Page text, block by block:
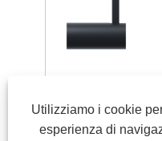
Utilizziamo i cookie
esperienza di